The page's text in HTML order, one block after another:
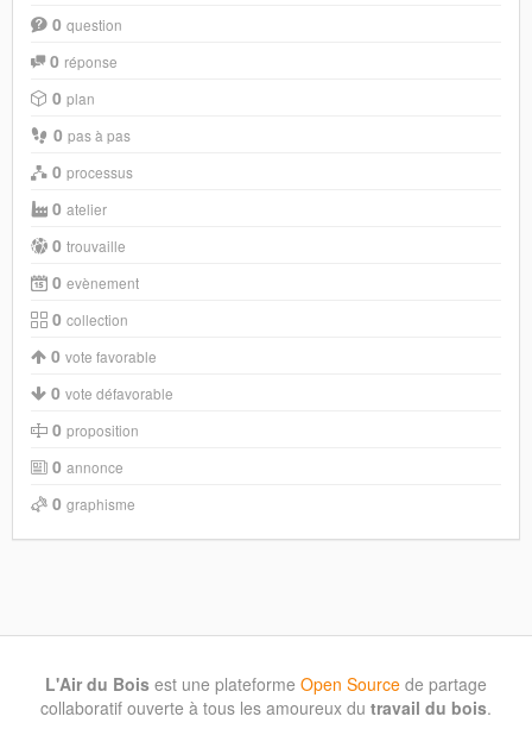
0 question
0 réponse
0 plan
0 pas à pas
0 processus
0 atelier
0 trouvaille
0 evènement
0 collection
0 vote favorable
0 vote défavorable
0 proposition
0 annonce
0 graphisme
L'Air du Bois est une plateforme Open Source de partage
collaboratif ouverte à tous les amoureux du travail du bois.